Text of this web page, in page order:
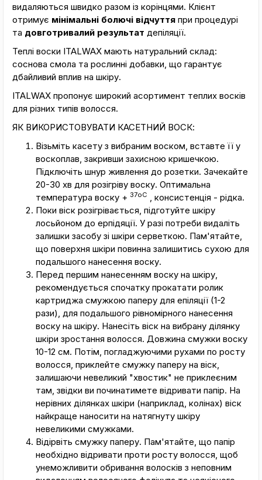
видаляються швидко разом із корінцями. Клієнт
отримує мінімальні болючі відчуття при процедурі
та довготривалий результат депіляції.
Теплі воски ITALWAX мають натуральний склад:
соснова смола та рослинні добавки, що гарантує
дбайливий вплив на шкіру.
ITALWAX пропонує широкий асортимент теплих восків
для різних типів волосся.
ЯК ВИКОРИСТОВУВАТИ КАСЕТНИЙ ВОСК:
Візьміть касету з вибраним воском, вставте її у
воскоплав, закривши захисною кришечкою.
Підключіть шнур живлення до розетки. Зачекайте
20-30 хв для розігріву воску. Оптимальна
температура воску + 37оС
, консистенція - рідка.
Поки віск розігрівається, підготуйте шкіру
лосьйоном до ерпідяції. У разі потреби видаліть
залишки засобу зі шкіри серветкою. Пам'ятайте,
що поверхня шкіри повинна залишитись сухою для
подальшого нанесення воску.
Перед першим нанесенням воску на шкіру,
рекомендується спочатку прокатати ролик
картриджа смужкою паперу для епіляції (1-2
рази), для подальшого рівномірного нанесення
воску на шкіру. Нанесіть віск на вибрану ділянку
шкіри зростання волосся. Довжина смужки воску
10-12 см. Потім, погладжуючими рухами по росту
волосся, приклейте смужку паперу на віск,
залишаючи невеликий "хвостик" не приклеєним
там, звідки ви починатимете відривати папір. На
нерівних ділянках шкіри (наприклад, колінах) віск
найкраще наносити на натягнуту шкіру
невеликими смужками.
Відірвіть смужку паперу. Пам'ятайте, що папір
необхідно відривати проти росту волосся, щоб
унеможливити обривання волосків з неповним